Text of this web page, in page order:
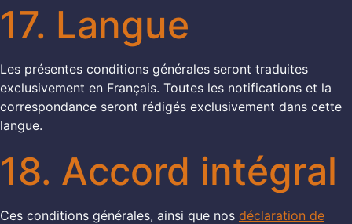
17. Langue
Les présentes conditions générales seront traduites
exclusivement en Français. Toutes les notifications et la
correspondance seront rédigés exclusivement dans cette
langue.
18. Accord intégral
Ces conditions générales, ainsi que nos déclaration de